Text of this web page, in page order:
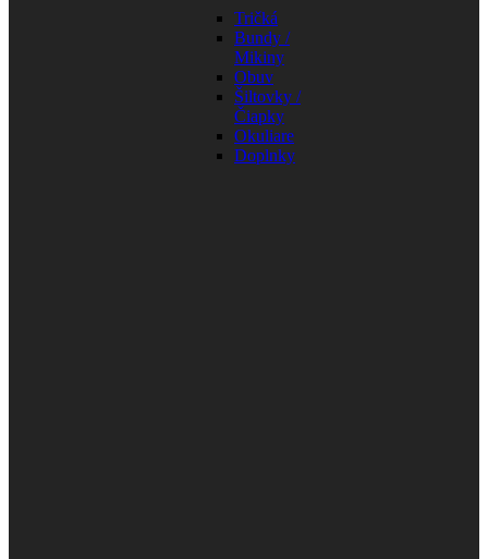
Tričká
Bundy /
Mikiny
Obuv
Šiltovky /
Čiapky
Okuliare
Doplnky